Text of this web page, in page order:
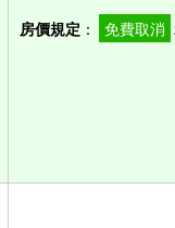
房價規定 ： 免費取消